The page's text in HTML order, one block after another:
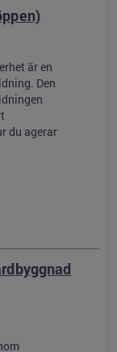
är en
Den
du agerar